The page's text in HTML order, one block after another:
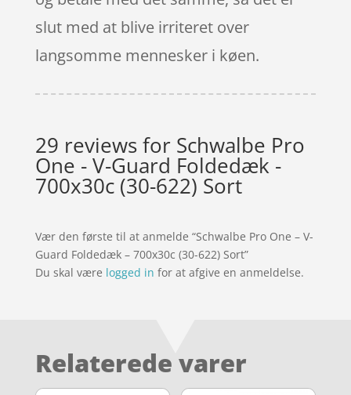
slut med at blive irriteret over
langsomme mennesker i køen.
29 reviews for Schwalbe Pro
One - V-Guard Foldedæk -
700x30c (30-622) Sort
Vær den første til at anmelde “Schwalbe Pro One – V-
Guard Foldedæk – 700x30c (30-622) Sort”
Du skal være logged in for at afgive en anmeldelse.
Relaterede varer